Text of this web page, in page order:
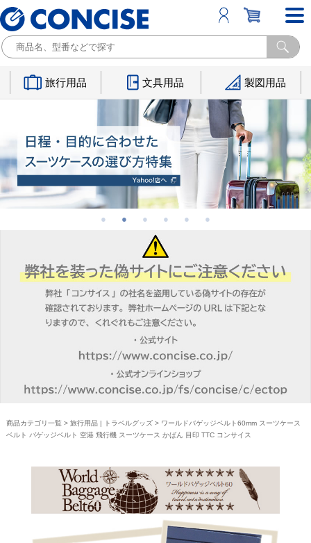
旅行用品 文具用品 製図用品
商品カテゴリ一覧 > 旅行用品 | トラベルグッズ> ワールドバゲッジベルト60mm スーツケース
ベルト バゲッジベルト 空港 飛行機 スーツケース かばん 目印 TTC コンサイス